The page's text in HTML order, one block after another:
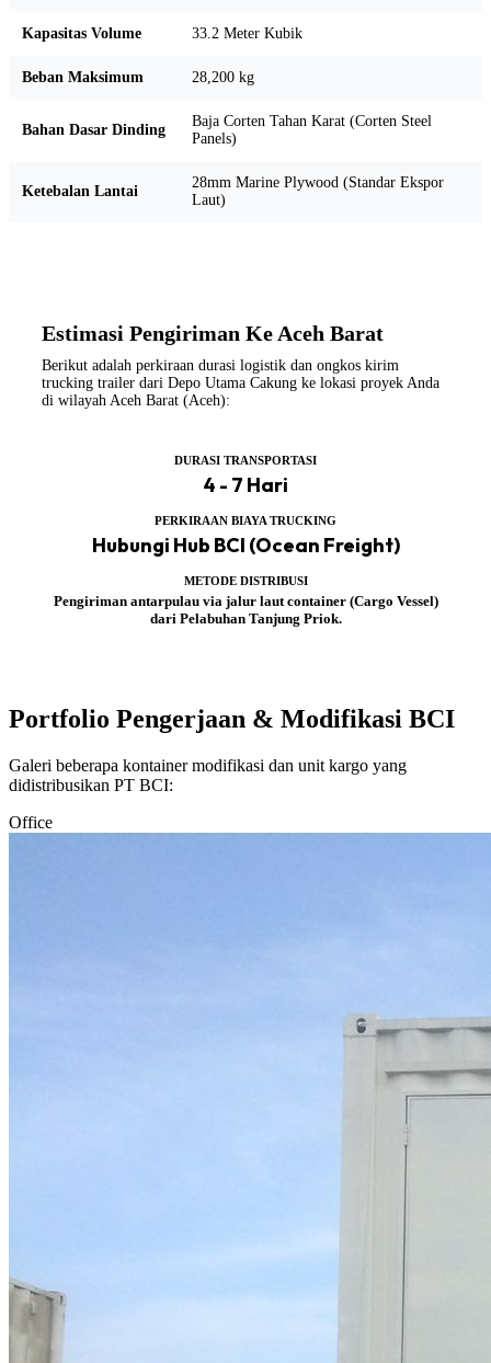
Kapasitas Volume 33.2 Meter Kubik
Beban Maksimum 28,200 kg
Bahan Dasar Dinding
Baja Corten Tahan Karat (Corten Steel
Panels)
Ketebalan Lantai
28mm Marine Plywood (Standar Ekspor
Laut)
Estimasi Pengiriman Ke Aceh Barat
Berikut adalah perkiraan durasi logistik dan ongkos kirim
trucking trailer dari Depo Utama Cakung ke lokasi proyek Anda
di wilayah Aceh Barat (Aceh):
DURASI TRANSPORTASI
4 - 7 Hari
PERKIRAAN BIAYA TRUCKING
Hubungi Hub BCI (Ocean Freight)
METODE DISTRIBUSI
Pengiriman antarpulau via jalur laut container (Cargo Vessel)
dari Pelabuhan Tanjung Priok.
Portfolio Pengerjaan & Modifikasi BCI
Galeri beberapa kontainer modifikasi dan unit kargo yang
didistribusikan PT BCI:
Office